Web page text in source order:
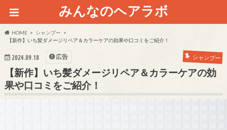
みんなのヘアラボ
HOME
シャンプー
【新作】いち髪ダメージリペア＆カラーケアの効果や口コミをご紹介！
2024.09.18 シャンプー
広告
【新作】いち髪ダメージリペア＆カラーケアの効
果や口コミをご紹介！